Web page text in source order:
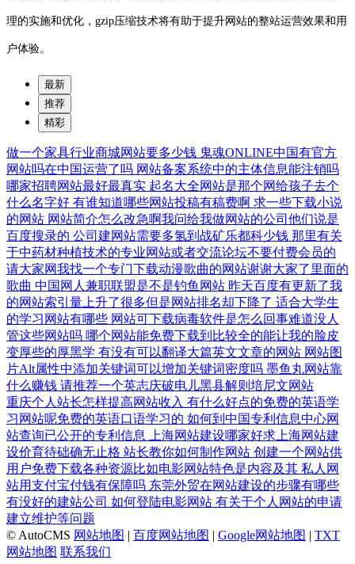
理的实施和优化，gzip压缩技术将有助于提升网站的整站运营效果和用
户体验。
最新
推荐
精彩
做一个家具行业商城网站要多少钱 鬼魂ONLINE中国有官方
网站吗在中国运营了吗 网站备案系统中的主体信息能注销吗
哪家招聘网站最好最真实 起名大全网站是那个网给孩子去个
什么名字好 有谁知道哪些网站投稿有稿费啊 求一些下载小说
的网站 网站简介怎么改急啊我问给我做网站的公司他们说是
百度搜录的 公司建网站需要多氢到战矿乐都科少钱 那里有关
于中药材种植技术的专业网站或者交流论坛不要付费会员的
请大家网我找一个专门下载动漫歌曲的网站谢谢大家了里面的
歌曲 中国网人兼职联盟是不是钓鱼网站 昨天百度有更新了我
的网站索引量上升了很多但是网站排名却下降了 适合大学生
的学习网站有哪些 网站可下载病毒软件是怎么回事难道没人
管这些网站吗 哪个网站能免费下载到比较全的能让我的脸皮
变厚些的厚黑学 有没有可以翻译大篇英文文章的网站 网站图
片Alt属性中添加关键词可以增加关键词密度吗 墨鱼丸网站靠
什么赚钱 请推荐一个英志庆破电儿黑县解则培尼文网站
重庆个人站长怎样提高网站收入 有什么好点的免费的英语学
习网站呢免费的英语口语学习的 如何到中国专利信息中心网
站查询已公开的专利信息
上海网站建设哪家好求上海网站建
设价育待础确无止格 站长教你如何制作网站 创建一个网站供
用户免费下载各种资源比如电影网站特色是内容及其 私人网
站用支付宝付钱有保障吗 东莞外贸在网站建设的步骤有哪些
有没好的建站公司 如何登陆电影网站 有关于个人网站的申请
建立维护等问题
© AutoCMS 网站地图 | 百度网站地图 | Google网站地图 | TXT
网站地图 联系我们